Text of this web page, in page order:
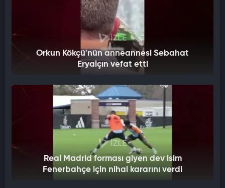
İZLE
Orkun Kökçü'nün anneannesi Sebahat
Eryalçın vefat etti
İZLE
Real Madrid forması giyen dev isim
Fenerbahçe için nihai kararını verdi